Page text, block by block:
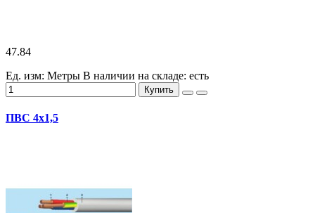
47.84
Ед. изм: Метры В наличии на складе: есть
Купить
ПВС 4х1,5